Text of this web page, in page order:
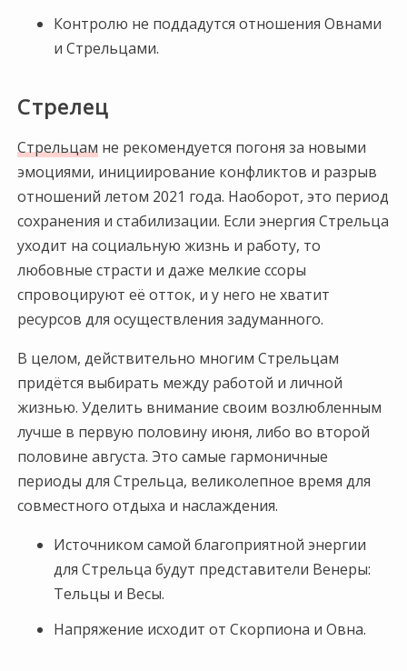
Контролю не поддадутся отношения Овнами
и Стрельцами.
Стрелец
Стрельцам не рекомендуется погоня за новыми
эмоциями, инициирование конфликтов и разрыв
отношений летом 2021 года. Наоборот, это период
сохранения и стабилизации. Если энергия Стрельца
уходит на социальную жизнь и работу, то
любовные страсти и даже мелкие ссоры
спровоцируют её отток, и у него не хватит
ресурсов для осуществления задуманного.
В целом, действительно многим Стрельцам
придётся выбирать между работой и личной
жизнью. Уделить внимание своим возлюбленным
лучше в первую половину июня, либо во второй
половине августа. Это самые гармоничные
периоды для Стрельца, великолепное время для
совместного отдыха и наслаждения.
Источником самой благоприятной энергии
для Стрельца будут представители Венеры:
Тельцы и Весы.
Напряжение исходит от Скорпиона и Овна.